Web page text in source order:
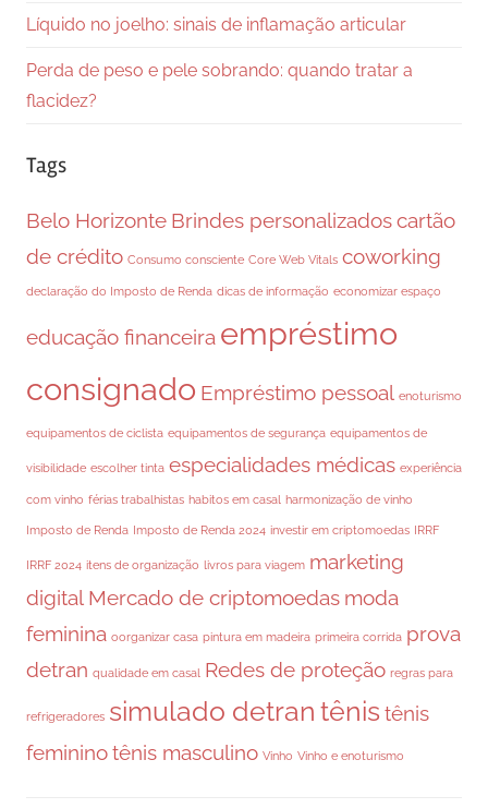
Líquido no joelho: sinais de inflamação articular
Perda de peso e pele sobrando: quando tratar a
flacidez?
Tags
Belo Horizonte Brindes personalizadoscartão
de crédito Consumo consciente Core Web Vitals coworking
declaração do Imposto de Renda dicas de informação economizar espaço
educação financeira empréstimo
consignado Empréstimo pessoal enoturismo
equipamentos de ciclista equipamentos de segurança equipamentos de
visibilidade escolher tinta especialidades médicas experiência
com vinho férias trabalhistas habitos em casal harmonização de vinho
Imposto de Renda Imposto de Renda 2024 investir em criptomoedas IRRF
IRRF 2024 itens de organização livros para viagem marketing
digital Mercado de criptomoedas moda
feminina oorganizar casa pintura em madeira primeira corrida prova
detran qualidade em casal Redes de proteção regras para
refrigeradores simulado detran tênis tênis
femininotênis masculino Vinho Vinho e enoturismo